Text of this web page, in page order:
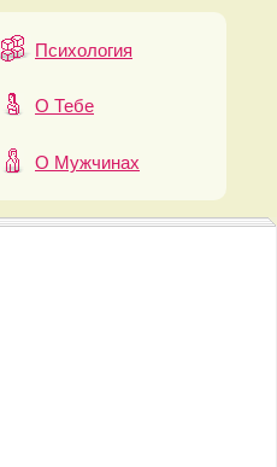
Психология
О Тебе
О Мужчинах